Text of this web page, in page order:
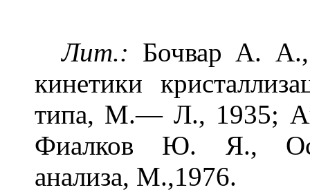
Лит.: Бочвар А. А.,
кинетики
типа, М.— Л., 1935;
Фиалков Ю. Я.,
анализа, М.,1976.